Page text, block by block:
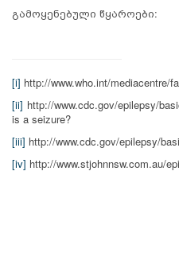
გამოყენებული წყაროები:
[i] http://www.who.int/mediacentre/
[ii] http://www.cdc.gov/epilepsy/
is a seizure?
[iii] http://www.cdc.gov/epilepsy/
[iv] http://www.stjohnnsw.com.au/